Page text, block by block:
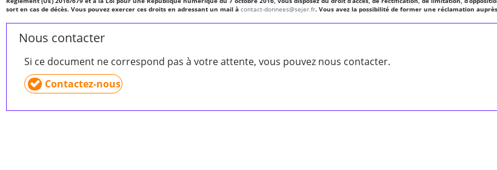
sort en cas de décès. Vous pouvez exercer ces droits en adressant un mail à contact-donnees@sejer.fr. Vous avez la possibilité de former une réclamation
Nous contacter
Si ce document ne correspond pas à votre attente, vous pouvez nous contacter.
Contactez-nous